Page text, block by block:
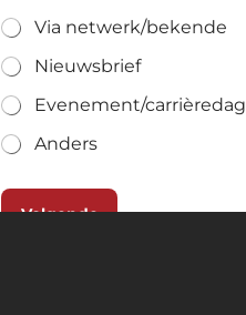
Via netwerk/bekende
Nieuwsbrief
Evenement/carrièredag
Anders
Volgende